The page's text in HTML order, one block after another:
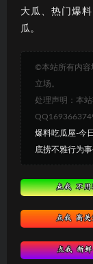
大瓜、热门爆
瓜。
©本站所有内容
立场。
处理声明：本
爆料吃瓜屋-今
底捞不雅行为